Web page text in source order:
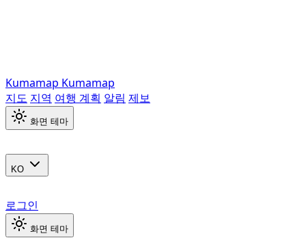
Kumamap Kumamap
지도 지역 여행 계획 알림 제보
화면 테마
KO
로그인
화면 테마